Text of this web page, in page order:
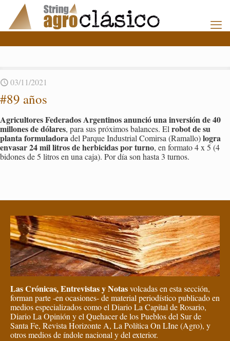
03/11/2021
#89 años
Agri­cul­to­res Fe­de­ra­dos Ar­gen­ti­nos anun­ció una in­ver­sión de 40
mi­llo­nes de dó­la­res, para sus pró­xi­mos ba­lan­ces. El robot de su
plan­ta for­mu­la­do­radel Par­que In­dus­trial Co­mir­sa (Ra­ma­llo)logra
en­va­sar 24 mil li­tros de her­bi­ci­das por turno, en for­ma­to 4 x 5 (4
bi­do­nes de 5 li­tros en una caja). Por día son hasta 3 tur­nos.
Las Crónicas, Entrevistas y Notasvolcadas en esta sección,
forman parte -en ocasiones- de material periodístico publicado en
medios especializados como el Diario La Capital de Rosario,
Diario La Opinión y el Quehacer de los Pueblos del Sur de
Santa Fe, Revista Horizonte A, La Política On LIne (Agro), y
otros medios de índole nacional y del exterior.